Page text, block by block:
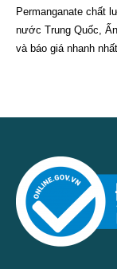
Permanganate chất
nước Trung Quốc,
và báo giá nhanh nhất.